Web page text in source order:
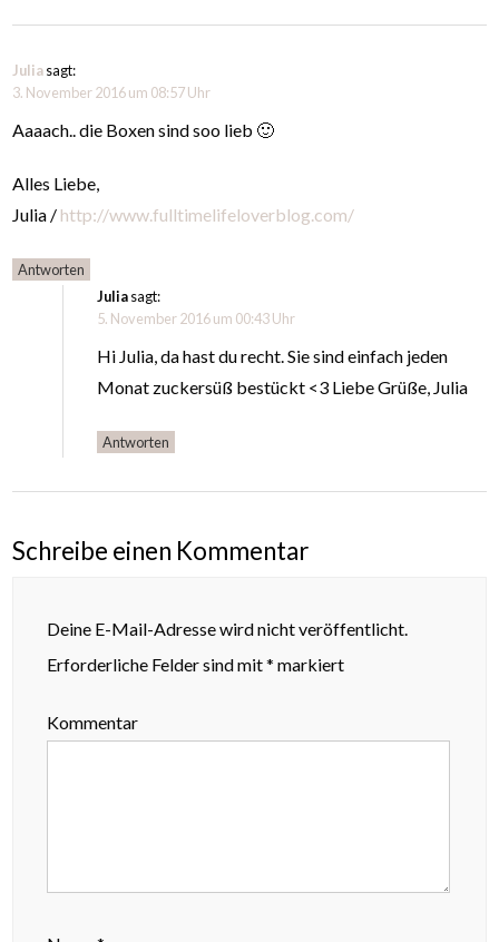
Juliasagt:
3. November 2016 um 08:57 Uhr
Aaaach.. die Boxen sind soo lieb 🙂
Alles Liebe,
Julia / http://www.fulltimelifeloverblog.com/
Antworten
Juliasagt:
5. November 2016 um 00:43 Uhr
Hi Julia, da hast du recht. Sie sind einfach jeden
Monat zuckersüß bestückt <3 Liebe Grüße, Julia
Antworten
Schreibe einen Kommentar
Deine E-Mail-Adresse wird nicht veröffentlicht.
Erforderliche Felder sind mit* markiert
Kommentar